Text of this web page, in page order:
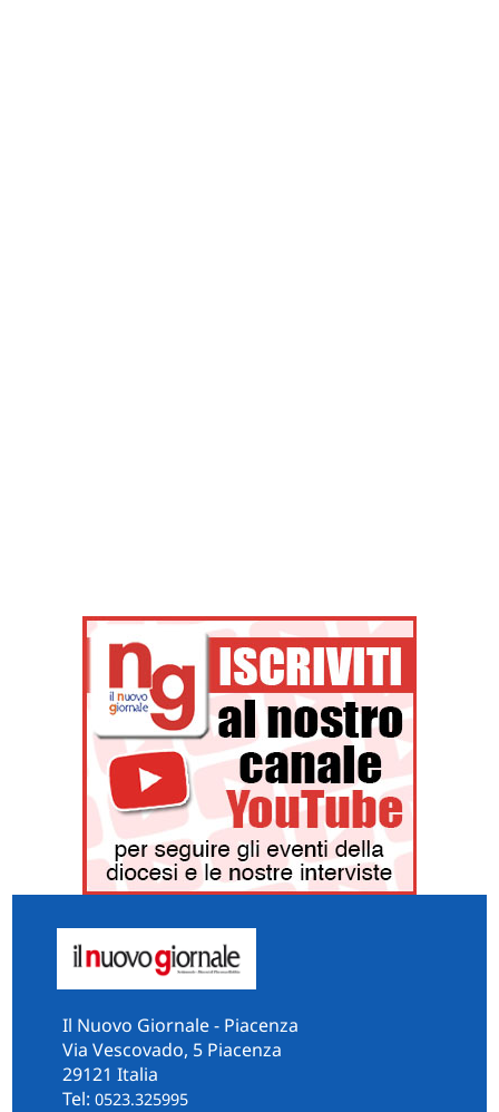
Il Nuovo Giornale - Piacenza
Via Vescovado, 5 Piacenza
29121 Italia
Tel: 0523.325995